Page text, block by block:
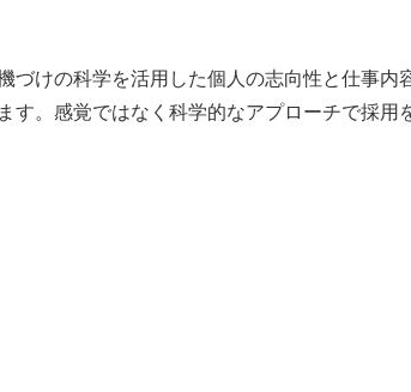
づけの科学を活用した個人の志向性と仕事内
す。感覚ではなく科学的なアプローチで採用